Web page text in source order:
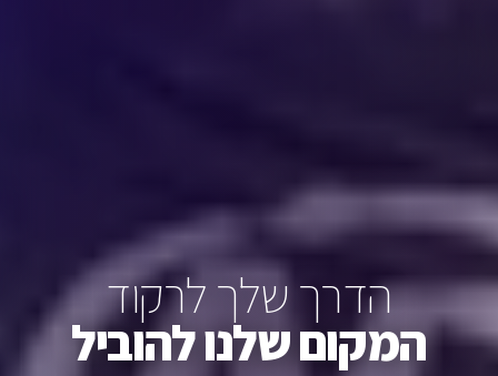
הדרך שלך לרקוד
המקום שלנו להוביל